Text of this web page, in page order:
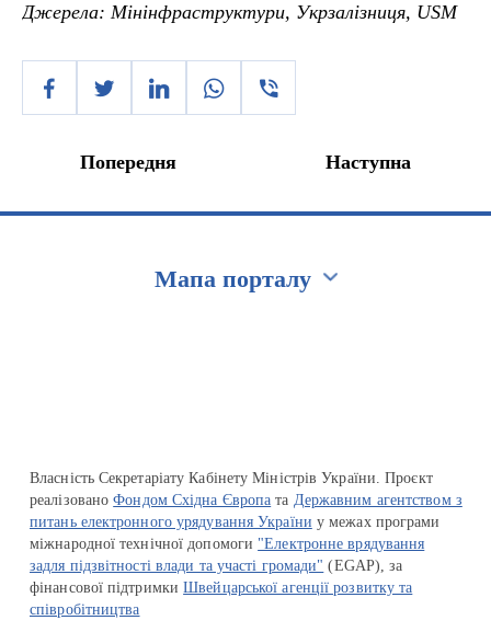
Джерела: Мінінфраструктури, Укрзалізниця, USM
Попередня Наступна
Мапа порталу
Власність Секретаріату Кабінету Міністрів України. Проєкт
реалізованоФондом Східна Європа та Державним агентством з
питань електронного урядування України у межах програми
міжнародної технічної допомоги "Електронне врядування
задля підзвітності влади та участі громади" (EGAP), за
фінансової підтримкиШвейцарської агенції розвитку та
співробітництва